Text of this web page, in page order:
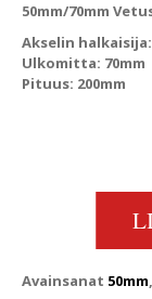
50mm/70mm
Akselin halkaisija:
Ulkomitta: 70mm
Pituus: 200mm
Avainsanat 50mm,